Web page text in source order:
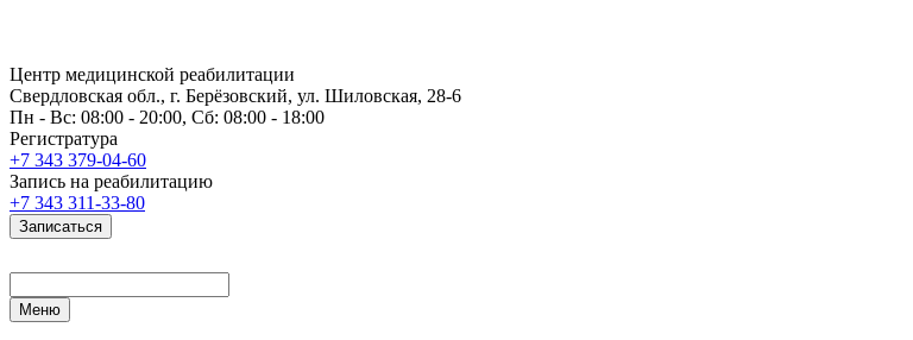
Центр медицинской реабилитации
Свердловская обл., г. Берёзовский, ул. Шиловская, 28-6
Пн - Вс: 08:00 - 20:00, Сб: 08:00 - 18:00
Регистратура
+7 343 379-04-60
Запись на реабилитацию
+7 343 311-33-80
Записаться
Меню